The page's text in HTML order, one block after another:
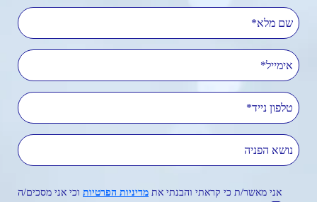
שם מלא
אימייל
טלפון נייד
נושא הפניה
אני מאשר/ת כי קראתי והבנתי את מדיניות הפרטיות וכי אני מסכים/ה